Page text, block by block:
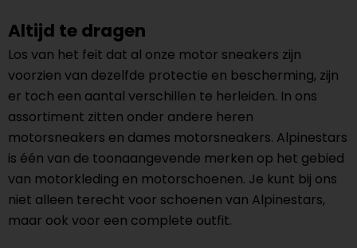
Altijd te dragen
Los van het feit dat al onze motor sneakers zijn
voorzien van dezelfde protectie en bescherming, zijn
er toch een aantal verschillen te herleiden. In ons
assortiment zitten onder andere heren
motorsneakers en dames motorsneakers. Alpinestars
is één van de toonaangevende merken op het gebied
van motorkleding en motorschoenen. Je kunt bij ons
niet alleen terecht voor schoenen van Alpinestars,
maar ook voor een complete outfit.